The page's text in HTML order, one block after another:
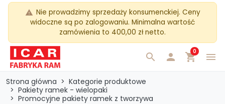
warning Nie prowadzimy sprzedaży konsumenckiej. Ceny
widoczne są po zalogowaniu. Minimalna wartość
zamówienia to 400,00 zł netto.
menu
search  shopping_cart
0
Strona główna
Kategorie produktowe
Pakiety ramek - wielopaki
Promocyjne pakiety ramek z tworzywa